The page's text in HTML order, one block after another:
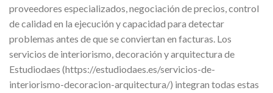
proveedores especializados, negociación de precios, control
de calidad en la ejecución y capacidad para detectar
problemas antes de que se conviertan en facturas. Los
servicios de interiorismo, decoración y arquitectura de
Estudiodaes (https://estudiodaes.es/servicios-de-
interiorismo-decoracion-arquitectura/) integran todas estas